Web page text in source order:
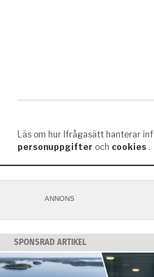
ANNONS
SPONSRAD ARTIKEL